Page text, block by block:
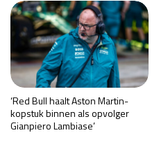
‘Red Bull haalt Aston Martin-
kopstuk binnen als opvolger
Gianpiero Lambiase’